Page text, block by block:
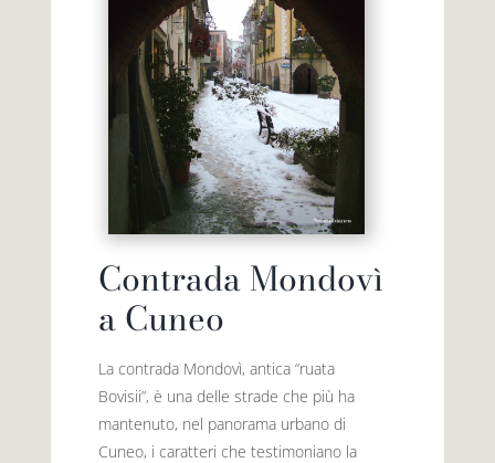
Contrada Mondovì
a Cuneo
La contrada Mondovì, antica “ruata
Bovisii”, è una delle strade che più ha
mantenuto, nel panorama urbano di
Cuneo, i caratteri che testimoniano la